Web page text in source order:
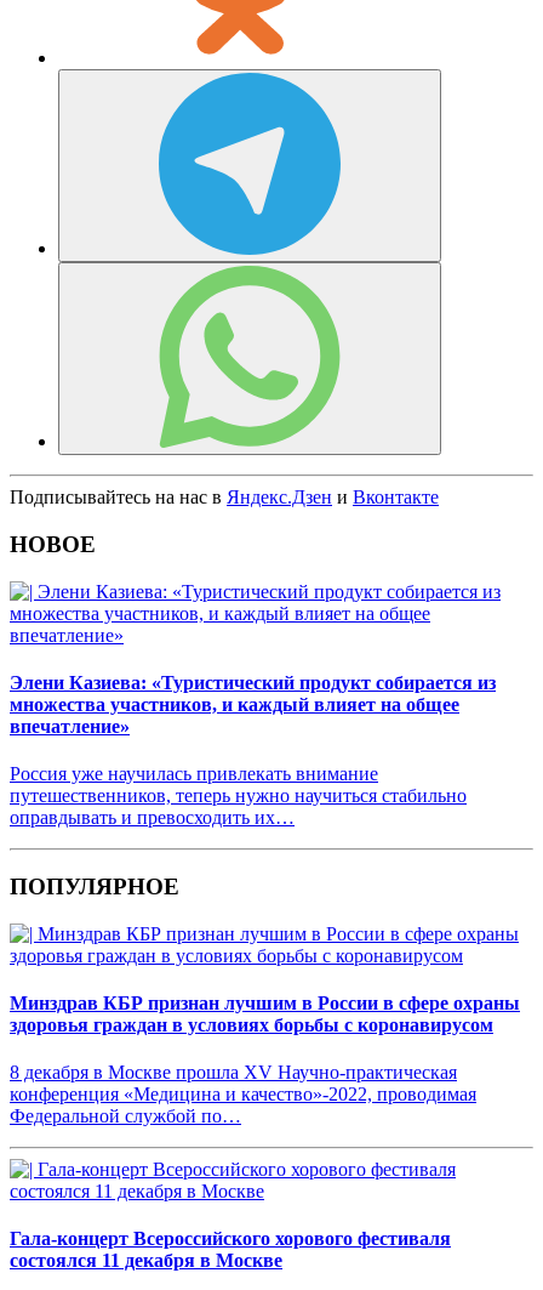
Подписывайтесь на нас в Яндекс.Дзен и Вконтакте
НОВОЕ
Элени Казиева: «Туристический продукт собирается из
множества участников, и каждый влияет на общее
впечатление»
Россия уже научилась привлекать внимание
путешественников, теперь нужно научиться стабильно
оправдывать и превосходить их…
ПОПУЛЯРНОЕ
Минздрав КБР признан лучшим в России в сфере охраны
здоровья граждан в условиях борьбы с коронавирусом
8 декабря в Москве прошла XV Научно-практическая
конференция «Медицина и качество»-2022, проводимая
Федеральной службой по…
Гала-концерт Всероссийского хорового фестиваля
состоялся 11 декабря в Москве